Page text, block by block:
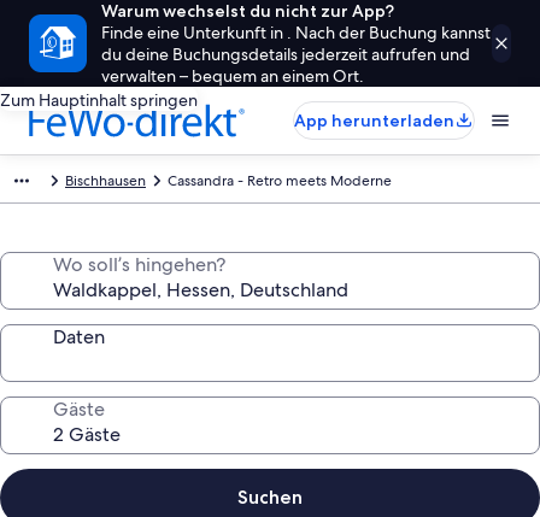
Warum wechselst du nicht zur App?
Finde eine Unterkunft in . Nach der Buchung kannst
du deine Buchungsdetails jederzeit aufrufen und
verwalten – bequem an einem Ort.
Zum Hauptinhalt springen
App herunterladen
Bischhausen Cassandra - Retro meets Moderne
Wo soll’s hingehen?
Daten
Gäste
Suchen